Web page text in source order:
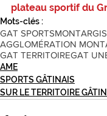
plateau sportif du
Mots-clés :
GAT SPORTSMONTARGIS
GAT TERRITOIREGAT
AME
SPORTS GÂTINAIS
SUR LE TERRITOIRE